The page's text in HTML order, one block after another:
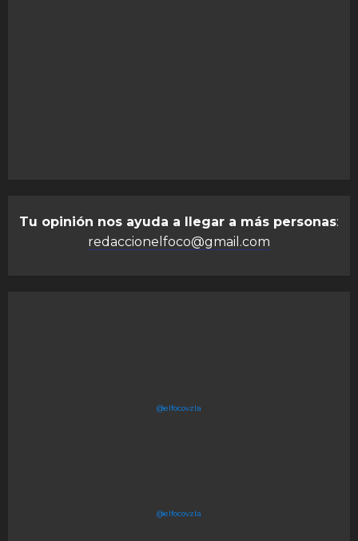
Tu opinión nos ayuda a llegar a más personas:
redaccionelfoco@gmail.com
@elfocovzla
@elfocovzla